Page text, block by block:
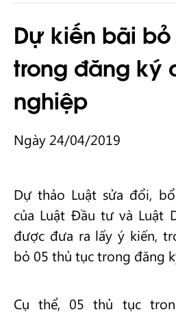
Dự kiến bãi
trong đăng ký
nghiệp
Ngày 24/04/2019
Dự thảo Luật sửa đổi,
của Luật Đầu tư và Luật
được đưa ra lấy ý kiến,
bỏ 05 thủ tục trong đăng
Cụ thể, 05 thủ tục